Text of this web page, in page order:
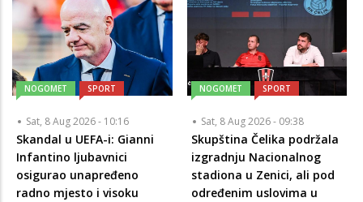
NOGOMET SPORT
Sat, 8 Aug 2026 - 10:16
Skandal u UEFA-i: Gianni
Infantino ljubavnici
osigurao unapređeno
radno mjesto i visoku
NOGOMET SPORT
Sat, 8 Aug 2026 - 09:38
Skupština Čelika podržala
izgradnju Nacionalnog
stadiona u Zenici, ali pod
određenim uslovima u